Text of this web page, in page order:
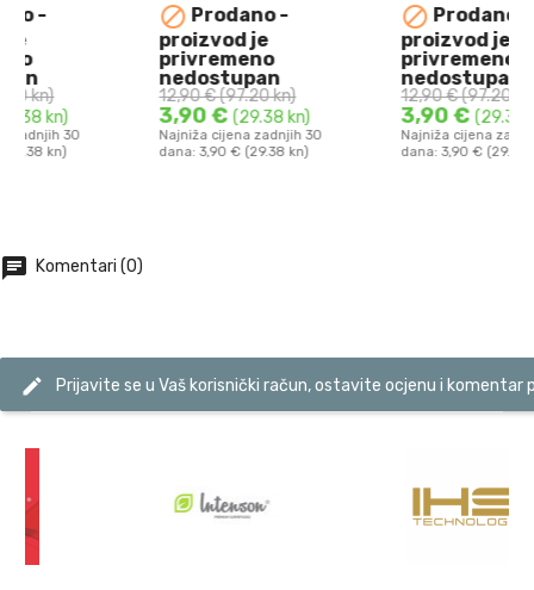
Prodano -
proizvod je
privremeno
nedostupan
(97.20 kn)
3,90 € (29.38 kn)
Najniža cijena zadnjih 30
dana: 3,90 € (29.38 kn)
NAJBOLJE
UPOTRIJEBITI DO
Panax Ginseng 110
mg Kapsule Ostrovit ...
Prodano -
proizvod je
privremeno
nedostupan
(97.20 kn)
3,90 € (29.38 kn)
Najniža cijena zadnjih 30
dana: 3,90 € (29.38 kn)
NAJBOLJE
UPOTRIJEBITI DO
GINKO - Ginkgo
Biloba 90 mg Kapsule ...
chat Komentari (0)
edit Prijavite se u Vaš korisnički račun, ostavite ocjenu i komentar